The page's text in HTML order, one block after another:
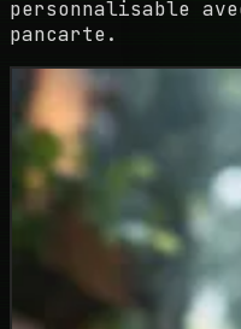
personnalisable
pancarte.